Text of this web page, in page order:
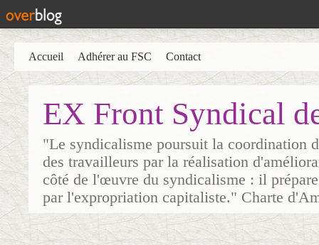
EX Front Syndical
"Le syndicalisme poursuit la coordination
des travailleurs par la réalisation
côté de l'œuvre du syndicalisme : il
par l'expropriation capitaliste." Charte
Accueil Adhérer au FSC Contact